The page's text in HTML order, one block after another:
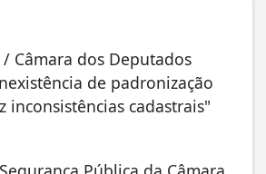
Câmara dos Deputados
de padronização
inconsistências cadastrais"